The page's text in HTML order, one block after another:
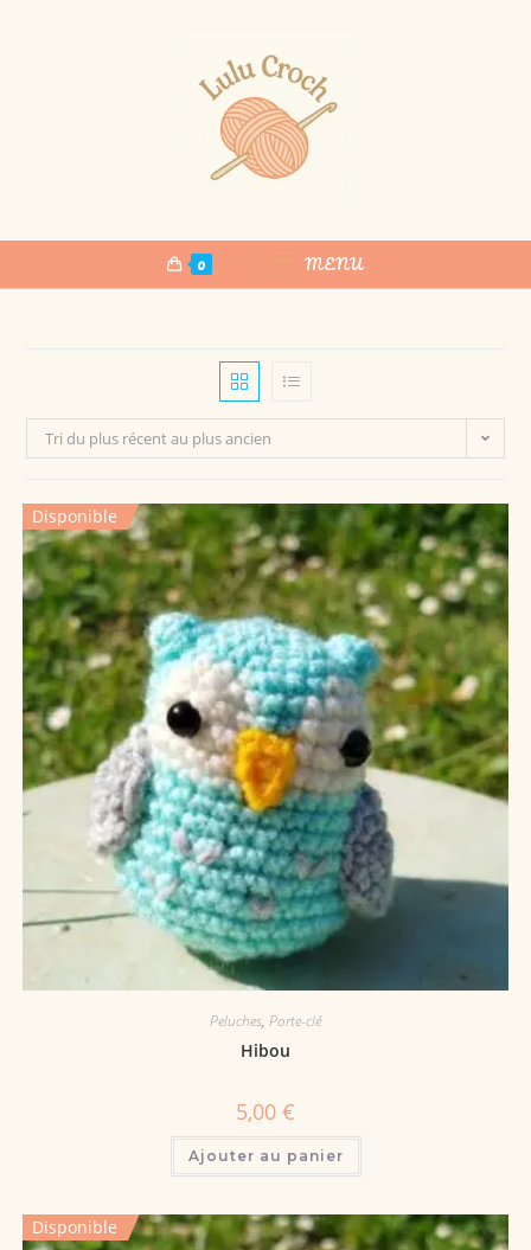
0 MENU
Tri du plus récent au plus ancien
Disponible
Peluches, Porte-clé
Hibou
5,00 €
Ajouter au panier
Disponible